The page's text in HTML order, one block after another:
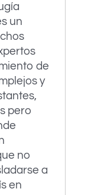
un
de
y
pero
no
a
en